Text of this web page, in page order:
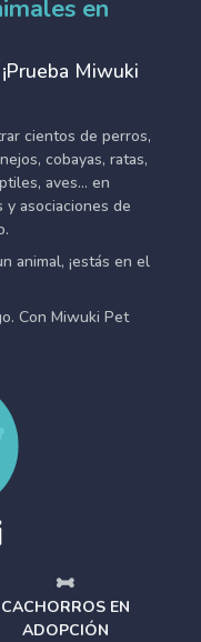
en
Miwuki
cientos de perros,
cobayas, ratas,
aves... en
asociaciones de
animal, ¡estás en el
Con Miwuki Pet
CACHORROS EN
ADOPCIÓN